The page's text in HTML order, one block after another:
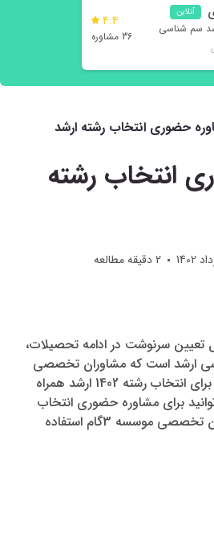
آنلاین 4.4
36 مشاوره
حضوری انتخاب رشته ارشد
انتخاب رشته
2دقیقه مطالعه
سرنوشت در ادامه تحصیلات،
ارشد است که مشاوران تخصصی
3گام در این بحث چالشی برای انتخاب رشته 1402 ارشد همراه
برای مشاوره حضوری انتخاب
رشته ارشد 1402، از مشاوران تخصصی موسسه 3گام استفاده